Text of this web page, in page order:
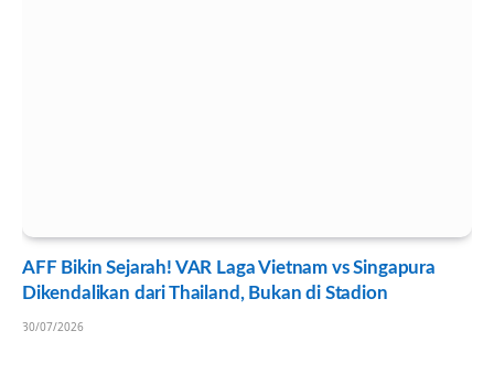
AFF Bikin Sejarah! VAR Laga Vietnam vs Singapura
Dikendalikan dari Thailand, Bukan di Stadion
30/07/2026